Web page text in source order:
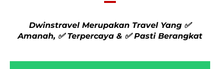
Dwinstravel Merupakan Travel Yang ✅
Amanah, ✅ Terpercaya & ✅ Pasti Berangkat